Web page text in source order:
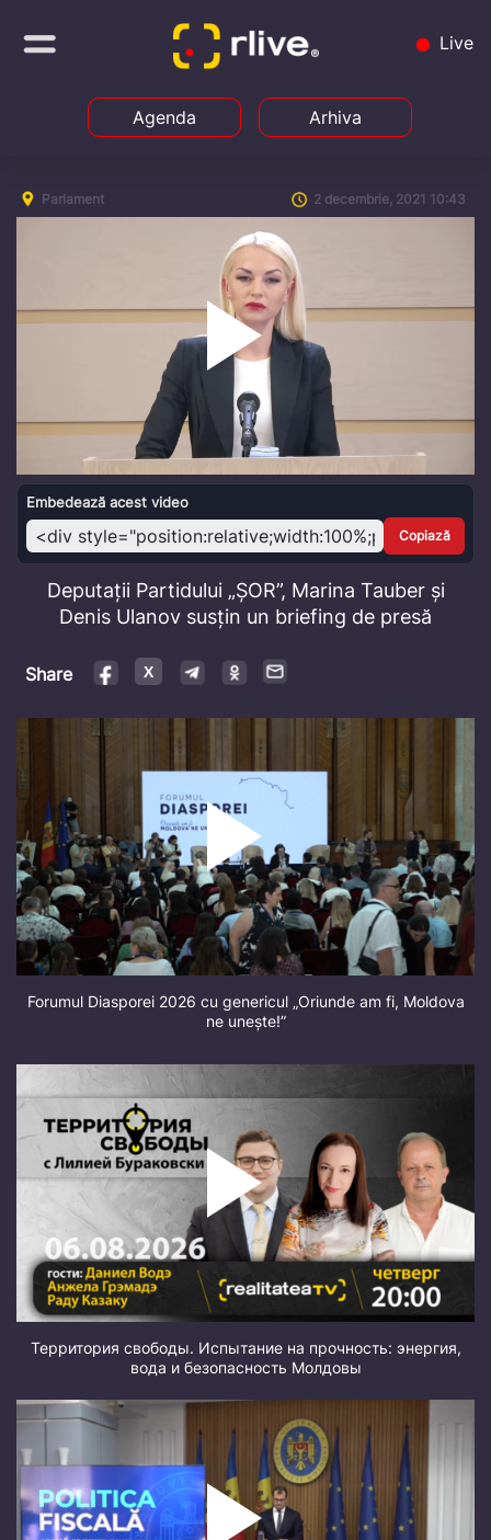
Live
Agenda Arhiva
Parlament 2 decembrie, 2021 10:43
Play
Video
Embedează acest video
Copiază
Deputații Partidului „ȘOR”, Marina Tauber și
Denis Ulanov susțin un briefing de presă
Share
Forumul Diasporei 2026 cu genericul „Oriunde am fi, Moldova
ne unește!”
Территория свободы. Испытание на прочность: энергия,
вода и безопасность Молдовы